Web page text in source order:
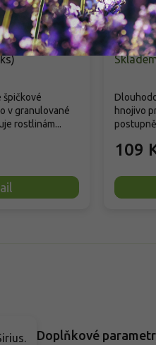
)
špičkové
v granulované
rostlinám...
109
hnojivo
Doplňkové